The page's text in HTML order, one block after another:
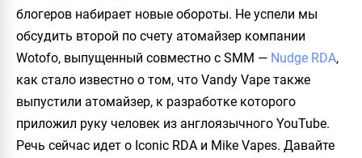
блогеров набирает новые обороты. Не успели мы
обсудить второй по счету атомайзер компании
Wotofo, выпущенный совместно с SMM — Nudge RDA,
как стало известно о том, что Vandy Vape также
выпустили атомайзер, к разработке которого
приложил руку человек из англоязычного YouTube.
Речь сейчас идет о Iconic RDA и Mike Vapes. Давайте